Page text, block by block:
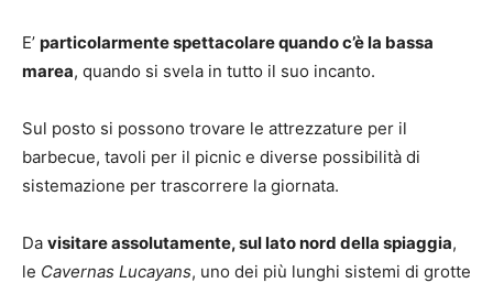
E’ particolarmente spettacolare quando c’è la bassa
marea, quando si svela in tutto il suo incanto.
Sul posto si possono trovare le attrezzature per il
barbecue, tavoli per il picnic e diverse possibilità di
sistemazione per trascorrere la giornata.
Da visitare assolutamente, sul lato nord della spiaggia,
le Cavernas Lucayans, uno dei più lunghi sistemi di grotte